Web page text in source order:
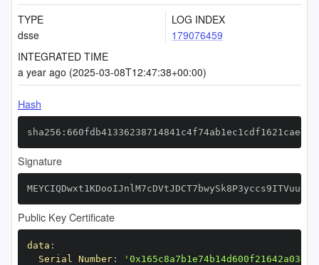
TYPE
dsse
LOG INDEX
179076459
INTEGRATED TIME
a year ago (2025-03-08T12:47:38+00:00)
Hash
Signature
Public Key Certificate
data :
Serial Number: